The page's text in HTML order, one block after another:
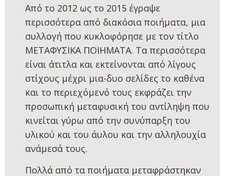
Από το 2012 ως το 2015 έγραψε
περισσότερα από διακόσια ποιήματα, μια
συλλογή που κυκλοφόρησε με τον τίτλο
ΜΕΤΑΦΥΣΙΚΑ ΠΟΙΗΜΑΤΑ. Τα περισσότερα
είναι άτιτλα και εκτείνονται από λίγους
στίχους μέχρι μια-δυο σελίδες το καθένα
και το περιεχόμενό τους εκφράζει την
προσωπική μεταφυσική του αντίληψη που
κινείται γύρω από την συνύπαρξη του
υλικού και του άυλου και την αλληλουχία
ανάμεσά τους.
Πολλά από τα ποιήματα μεταφράστηκαν